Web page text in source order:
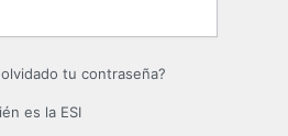
olvidado tu contraseña?
es la ESI